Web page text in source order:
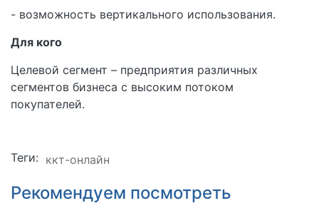
- возможность вертикального использования.
Для кого
Целевой сегмент – предприятия различных
сегментов бизнеса с высоким потоком
покупателей.
Теги: ккт-онлайн
Рекомендуем посмотреть